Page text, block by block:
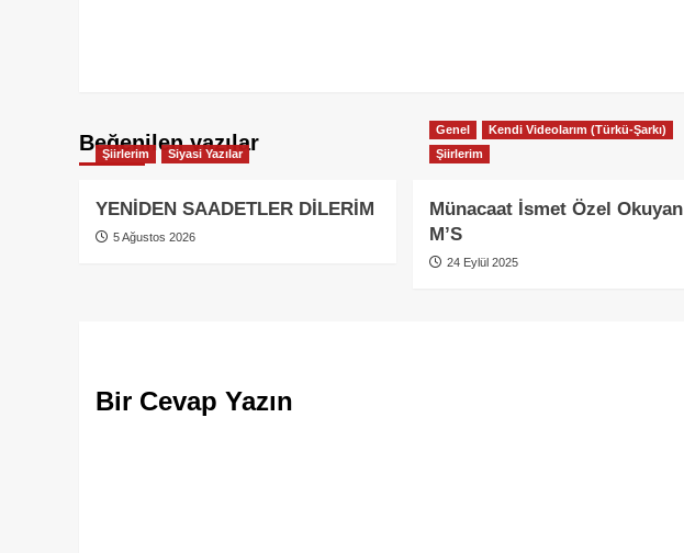
Beğenilen yazılar
Şiirlerim Siyasi Yazılar
YENİDEN SAADETLER DİLERİM
5 Ağustos 2026
Genel
Kendi Videolarım (Türkü-Şarkı)
Şiirlerim
Münacaat İsmet Özel Okuyan
M’S
24 Eylül 2025
Bir Cevap Yazın